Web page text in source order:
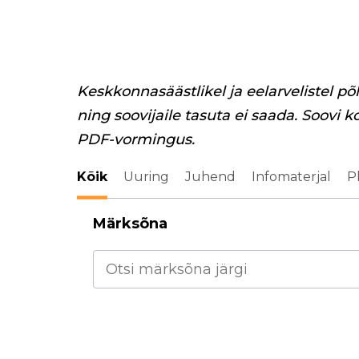
Keskkonnasäästlikel ja eelarvelistel
ning soovijaile tasuta ei saada. Soovi
PDF-vormingus.
Kõik Uuring Juhend Infomaterjal
Märksõna